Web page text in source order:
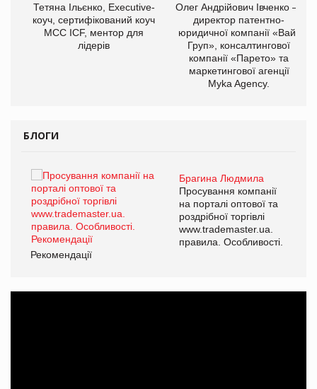
Тетяна Ільєнко, Executive-
коуч, сертифікований коуч
МСС ICF, ментор для
лідерів
Олег Андрійович Івченко —
директор патентно-
юридичної компанії «Вайз
Груп», консалтингової
компанії «Парето» та
маркетингової агенції
Myka Agency.
БЛОГИ
Брагина Людмила
Просування компанії
на порталі оптової та
роздрібної торгівлі
www.trademaster.ua.
правила. Особливості.
Рекомендації